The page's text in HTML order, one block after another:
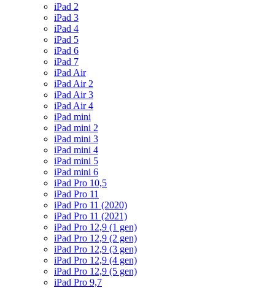
iPad 2
iPad 3
iPad 4
iPad 5
iPad 6
iPad 7
iPad Air
iPad Air 2
iPad Air 3
iPad Air 4
iPad mini
iPad mini 2
iPad mini 3
iPad mini 4
iPad mini 5
iPad mini 6
iPad Pro 10,5
iPad Pro 11
iPad Pro 11 (2020)
iPad Pro 11 (2021)
iPad Pro 12,9 (1 gen)
iPad Pro 12,9 (2 gen)
iPad Pro 12,9 (3 gen)
iPad Pro 12,9 (4 gen)
iPad Pro 12,9 (5 gen)
iPad Pro 9,7